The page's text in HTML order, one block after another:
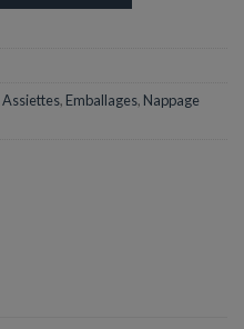
Assiettes, Emballages, Nappage